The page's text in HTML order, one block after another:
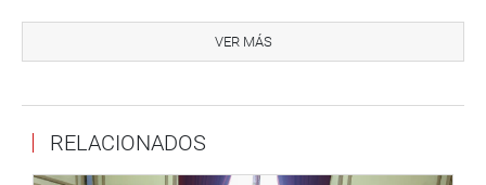
legado de la Defensoría, deseando que su labor sea
siempre un ejemplo de solidaridad en la búsqueda de un
De la celebración de aniversario participaron también la
presidenta del Tribunal Constitucional, Luz Pacheco
VER MÁS
RELACIONADOS